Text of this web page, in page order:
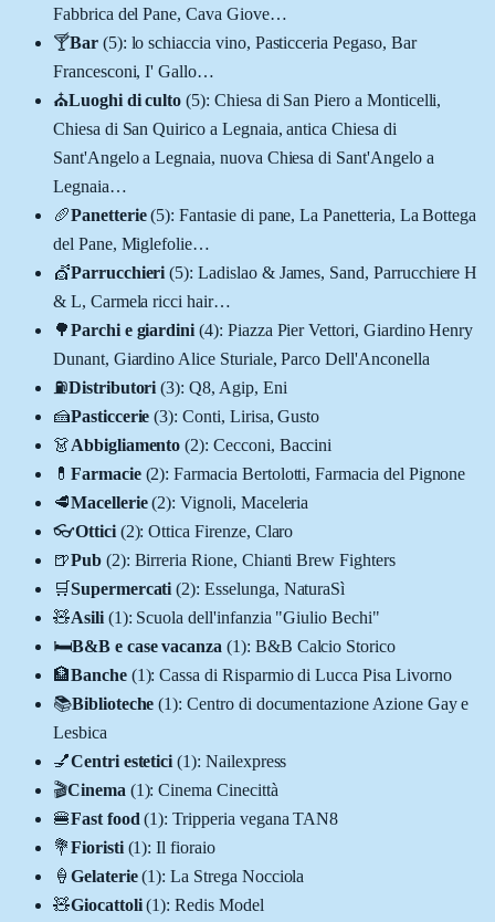
Fabbrica del Pane, Cava Giove…
🍸Bar (5): lo schiaccia vino, Pasticceria Pegaso, Bar
Francesconi, I' Gallo…
⛪Luoghi di culto (5): Chiesa di San Piero a Monticelli,
Chiesa di San Quirico a Legnaia, antica Chiesa di
Sant'Angelo a Legnaia, nuova Chiesa di Sant'Angelo a
Legnaia…
🥖Panetterie (5):Fantasie di pane, La Panetteria, La Bottega
del Pane, Miglefolie…
💇Parrucchieri (5):Ladislao & James, Sand, Parrucchiere H
& L, Carmela ricci hair…
🌳Parchi e giardini (4): Piazza Pier Vettori, Giardino Henry
Dunant, Giardino Alice Sturiale, Parco Dell'Anconella
⛽Distributori (3):Q8, Agip, Eni
🍰Pasticcerie (3):Conti, Lirisa, Gusto
👗Abbigliamento (2):Cecconi, Baccini
💊 Farmacie (2):Farmacia Bertolotti, Farmacia del Pignone
🥩Macellerie (2):Vignoli, Maceleria
👓Ottici (2):Ottica Firenze, Claro
🍺Pub (2): Birreria Rione, Chianti Brew Fighters
🛒Supermercati (2):Esselunga, NaturaSì
🧸Asili (1): Scuola dell'infanzia "Giulio Bechi"
🛏️B&B e case vacanza (1): B&B Calcio Storico
🏦Banche (1):Cassa di Risparmio di Lucca Pisa Livorno
📚Biblioteche (1):Centro di documentazione Azione Gay e
Lesbica
💅Centri estetici (1): Nailexpress
🎬Cinema (1):Cinema Cinecittà
🍔Fast food (1):Tripperia vegana TAN8
💐Fioristi (1):Il fioraio
🍦 Gelaterie (1):La Strega Nocciola
🧸Giocattoli (1):Redis Model